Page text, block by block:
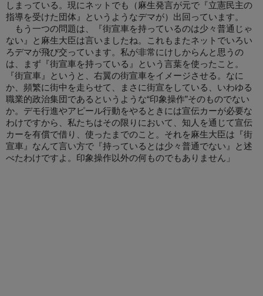
しまっている。現にネットでも（麻生発言が元で『立憲民主の
指導を受けた団体』というようなデマが）出回っています。
もう一つの問題は、『街宣車を持っているのは少々普通じゃ
ない』と麻生大臣は言いましたね。これもまたネットでいろい
ろデマが飛び交っています。私が非常にけしからんと思うの
は、まず『街宣車を持っている』という言葉を使ったこと。
『街宣車』というと、右翼の街宣車をイメージさせる。なに
か、頻繁に街中を走らせて、まさに街宣をしている、いわゆる
職業的政治集団であるというような“印象操作”そのものでない
か。デモ行進やアピール行動をやるときには宣伝カーが必要な
わけですから、私たちはその限りにおいて、知人を通じて宣伝
カーを有償で借り、使ったまでのこと。それを麻生大臣は『街
宣車』なんて言い方で『持っているとは少々普通でない』と述
べたわけですよ。印象操作以外の何ものでもありません」